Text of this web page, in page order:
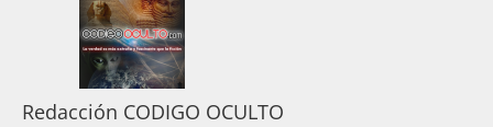
Redacción CODIGO OCULTO